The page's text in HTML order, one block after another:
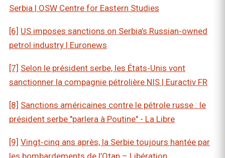
Serbia | OSW Centre for Eastern Studies
[6] US imposes sanctions on Serbia’s Russian‑owned
petrol industry | Euronews
[7] Selon le président serbe, les États‑Unis vont
sanctionner la compagnie pétrolière NIS | Euractiv FR
[8] Sanctions américaines contre le pétrole russe : le
président serbe "parlera à Poutine" - La Libre
[9] Vingt‑cinq ans après, la Serbie toujours hantée par
les bombardements de l’Otan – Libération